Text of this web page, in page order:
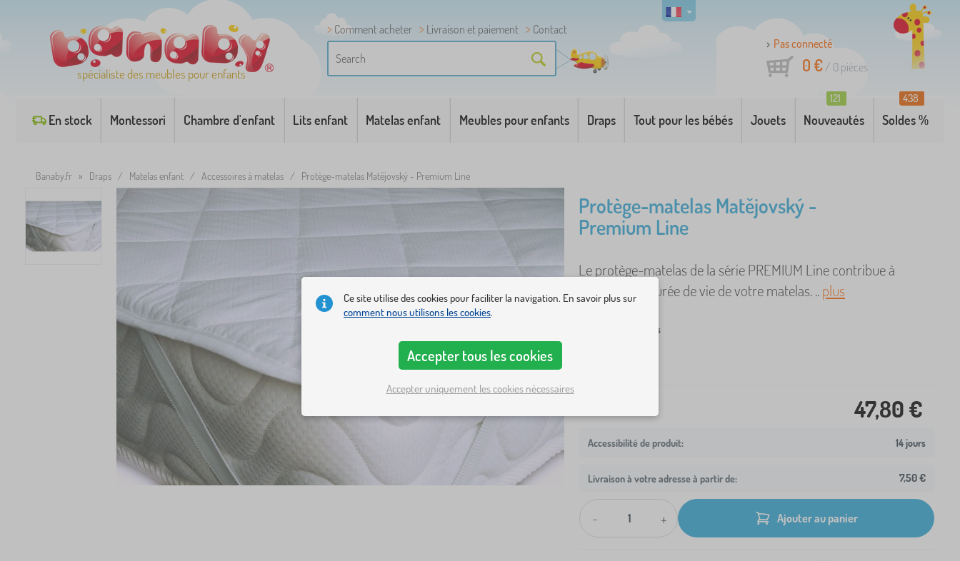
spécialiste des meubles pour enfants
Comment acheter Livraison et paiement
Contact
Pas connecté
0 €/ 0 pièces
En stock Montessori Chambre d'enfant Lits enfant Matelas enfant Meubles pour enfants Draps Tout pour les bébés Jouets Nouveautés
121
Soldes %
438
Banaby.fr » Draps / Matelas enfant / Accessoires à matelas / Protège-matelas Matějovský - Premium Line
Protège-matelas Matějovský -
Premium Line
Le protège-matelas de la série PREMIUM Line contribue à
prolonger la durée de vie de votre matelas. ..plus
Dimensions matelas
47,80 €
14 jours
Livraison à votre adresse à partir de: 7,50 €
- + Ajouter au panier
Ce site utilise des cookies pour faciliter la navigation. En savoir plus sur
comment nous utilisons les cookies.
Accepter tous les cookies
Accepter uniquement les cookies nécessaires